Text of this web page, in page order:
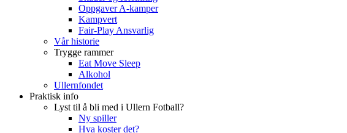
Oppgaver A-kamper
Kampvert
Fair-Play Ansvarlig
Vår historie
Trygge rammer
Eat Move Sleep
Alkohol
Ullernfondet
Praktisk info
Lyst til å bli med i Ullern Fotball?
Ny spiller
Hva koster det?